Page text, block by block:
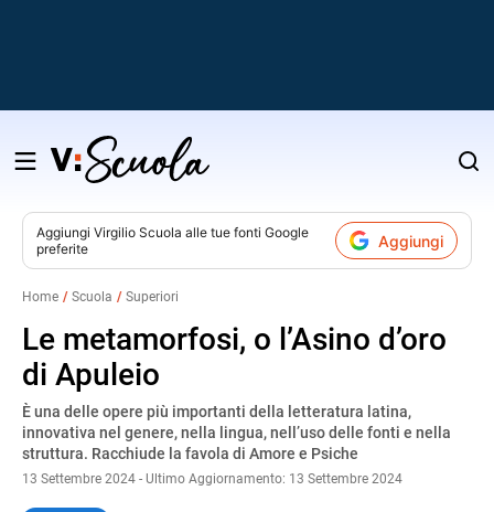
Salta
contenuto
Aggiungi Virgilio Scuola alle tue fonti Google
preferite
Aggiungi
Home Scuola Superiori
Le metamorfosi, o l’Asino d’oro
di Apuleio
È una delle opere più importanti della letteratura latina,
innovativa nel genere, nella lingua, nell’uso delle fonti e nella
struttura. Racchiude la favola di Amore e Psiche
13 Settembre 2024 - Ultimo Aggiornamento: 13 Settembre 2024